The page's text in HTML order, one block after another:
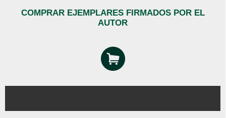
COMPRAR EJEMPLARES FIRMADOS POR EL
AUTOR